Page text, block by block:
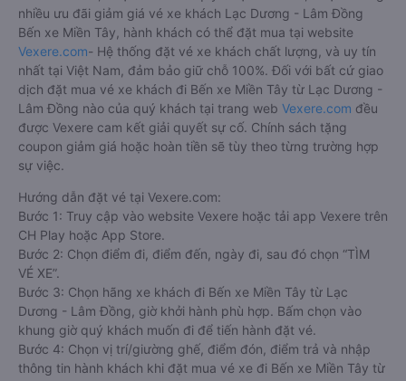
nhiều ưu đãi giảm giá vé xe khách Lạc Dương - Lâm Đồng
Bến xe Miền Tây, hành khách có thể đặt mua tại website
Vexere.com- Hệ thống đặt vé xe khách chất lượng, và uy tín
nhất tại Việt Nam, đảm bảo giữ chỗ 100%. Đối với bất cứ giao
dịch đặt mua vé xe khách đi Bến xe Miền Tây từ Lạc Dương -
Lâm Đồng nào của quý khách tại trang web Vexere.com đều
được Vexere cam kết giải quyết sự cố. Chính sách tặng
coupon giảm giá hoặc hoàn tiền sẽ tùy theo từng trường hợp
sự việc.
Hướng dẫn đặt vé tại Vexere.com:
Bước 1: Truy cập vào website Vexere hoặc tải app Vexere trên
CH Play hoặc App Store.
Bước 2: Chọn điểm đi, điểm đến, ngày đi, sau đó chọn “TÌM
VÉ XE”.
Bước 3: Chọn hãng xe khách đi Bến xe Miền Tây từ Lạc
Dương - Lâm Đồng, giờ khởi hành phù hợp. Bấm chọn vào
khung giờ quý khách muốn đi để tiến hành đặt vé.
Bước 4: Chọn vị trí/giường ghế, điểm đón, điểm trả và nhập
thông tin hành khách khi đặt mua vé xe đi Bến xe Miền Tây từ